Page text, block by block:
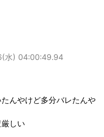
水) 04:00:49.94
んやけど多分バレたんや
しい